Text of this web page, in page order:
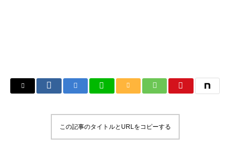
この記事のタイトルとURLをコピーする